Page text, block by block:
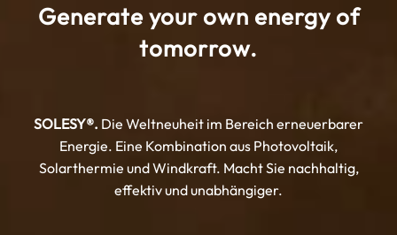
Generate your own energy of
tomorrow.
SOLESY®. Die Weltneuheit im Bereich erneuerbarer
Energie. Eine Kombination aus Photovoltaik,
Solarthermie und Windkraft. Macht Sie nachhaltig,
effektiv und unabhängiger.